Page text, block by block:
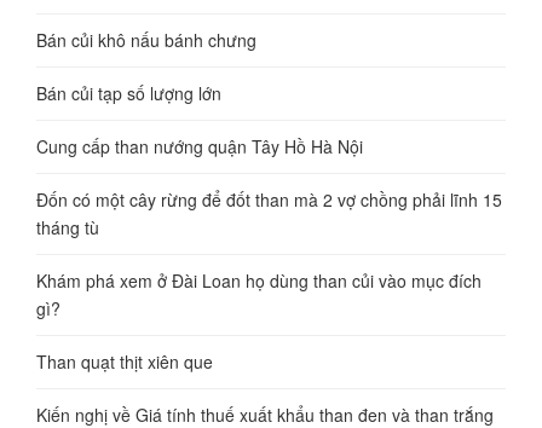
Bán củi khô nấu bánh chưng
Bán củi tạp số lượng lớn
Cung cấp than nướng quận Tây Hồ Hà Nội
Đốn có một cây rừng để đốt than mà 2 vợ chồng phải lĩnh 15
tháng tù
Khám phá xem ở Đài Loan họ dùng than củi vào mục đích
gì?
Than quạt thịt xiên que
Kiến nghị về Giá tính thuế xuất khẩu than đen và than trắng